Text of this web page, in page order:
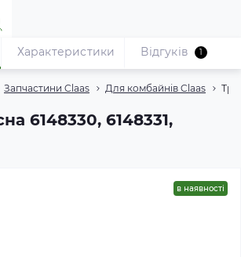
Запчастини Claas Для комбайнів Claas
6148330, 6148331,
Характеристики Відгуків 1
в наявності